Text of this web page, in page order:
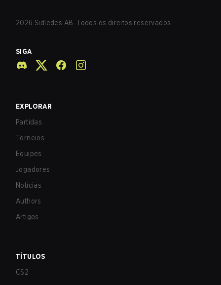
2026 Sidledes AB. Todos os direitos reservados.
SIGA
EXPLORAR
Partidas
Torneios
Equipes
Jogadores
Notícias
Authors
Artigos
TÍTULOS
CS2